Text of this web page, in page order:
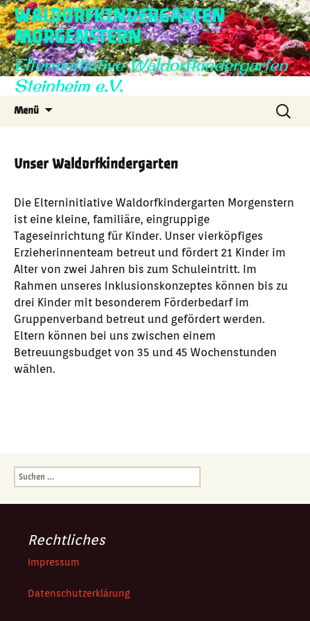
WALDORFKINDERGARTEN
MORGENSTERN
Elterninitiative Waldorfkindergarten
Steinheim e.V.
Menü
Suchen
nach:
Unser Waldorfkindergarten
Die Elterninitiative Waldorfkindergarten Morgenstern
ist eine kleine, familiäre, eingruppige
Tageseinrichtung für Kinder. Unser vierköpfiges
Erzieherinnenteam betreut und fördert 21 Kinder im
Alter von zwei Jahren bis zum Schuleintritt. Im
Rahmen unseres Inklusionskonzeptes können bis zu
drei Kinder mit besonderem Förderbedarf im
Gruppenverband betreut und gefördert werden.
Eltern können bei uns zwischen einem
Betreuungsbudget von 35 und 45 Wochenstunden
wählen.
Suchen
nach:
Rechtliches
Impressum
Datenschutzerklärung